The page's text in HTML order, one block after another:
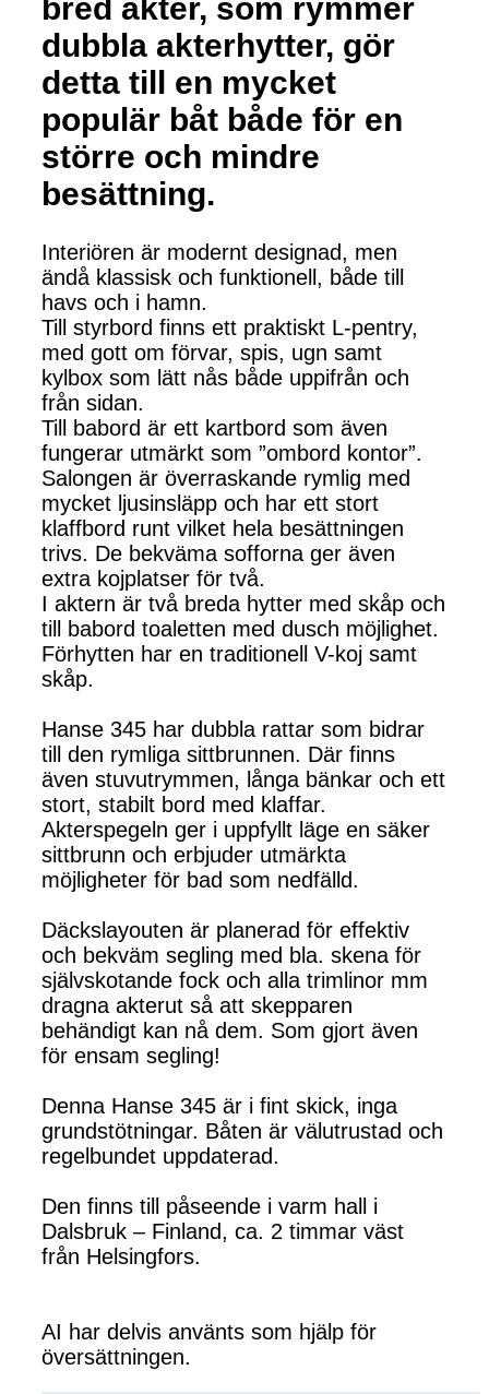
bred akter, som rymmer
dubbla akterhytter, gör
detta till en mycket
populär båt både för en
större och mindre
besättning.
Interiören är modernt designad, men
ändå klassisk och funktionell, både till
havs och i hamn.
Till styrbord finns ett praktiskt L-pentry,
med gott om förvar, spis, ugn samt
kylbox som lätt nås både uppifrån och
från sidan.
Till babord är ett kartbord som även
fungerar utmärkt som ”ombord kontor”.
Salongen är överraskande rymlig med
mycket ljusinsläpp och har ett stort
klaffbord runt vilket hela besättningen
trivs. De bekväma sofforna ger även
extra kojplatser för två.
I aktern är två breda hytter med skåp och
till babord toaletten med dusch möjlighet.
Förhytten har en traditionell V-koj samt
skåp.
Hanse 345 har dubbla rattar som bidrar
till den rymliga sittbrunnen. Där finns
även stuvutrymmen, långa bänkar och ett
stort, stabilt bord med klaffar.
Akterspegeln ger i uppfyllt läge en säker
sittbrunn och erbjuder utmärkta
möjligheter för bad som nedfälld.
Däckslayouten är planerad för effektiv
och bekväm segling med bla. skena för
självskotande fock och alla trimlinor mm
dragna akterut så att skepparen
behändigt kan nå dem. Som gjort även
för ensam segling!
Denna Hanse 345 är i fint skick, inga
grundstötningar. Båten är välutrustad och
regelbundet uppdaterad.
Den finns till påseende i varm hall i
Dalsbruk – Finland, ca. 2 timmar väst
från Helsingfors.
AI har delvis använts som hjälp för
översättningen.